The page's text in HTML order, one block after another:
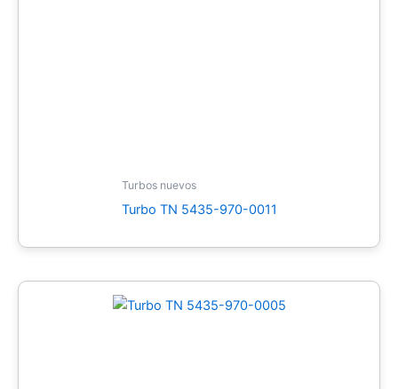
Turbos nuevos
Turbo TN 5435-970-0011